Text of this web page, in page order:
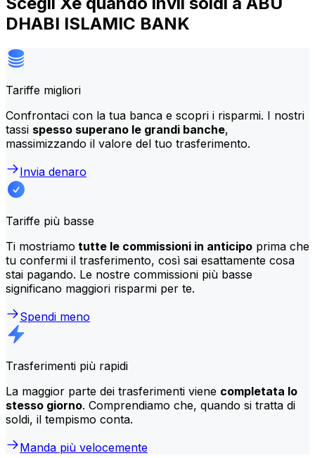
DHABI ISLAMIC BANK
Tariffe migliori
Confrontaci con la tua banca e scopri i risparmi. I nostri
tassi spesso superano le grandi banche,
massimizzando il valore del tuo trasferimento.
Invia denaro
Tariffe più basse
Ti mostriamo tutte le commissioni in anticipo prima che
tu confermi il trasferimento, così sai esattamente cosa
stai pagando. Le nostre commissioni più basse
significano maggiori risparmi per te.
Spendi meno
Trasferimenti più rapidi
La maggior parte dei trasferimenti viene completata lo
stesso giorno. Comprendiamo che, quando si tratta di
soldi, il tempismo conta.
Manda più velocemente